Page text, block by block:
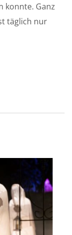
konnte. Ganz
täglich nur